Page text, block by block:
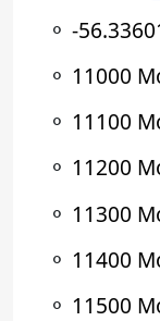
⚬ -
⚬ 11000
⚬ 11100
⚬ 11200
⚬ 11300
⚬ 11400
⚬ 11500